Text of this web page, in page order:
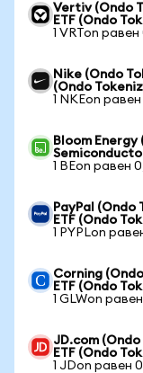
Vertiv (Ondo
ETF (Ondo
1 VRTon
Nike (Ondo
(Ondo
1 NKEon
Bloom Energy
1 BEon равен
PayPal (Ondo
ETF (Ondo
1 PYPLon
Corning
ETF (Ondo
1 GLWon
JD.com
ETF (Ondo
1 JDon равен